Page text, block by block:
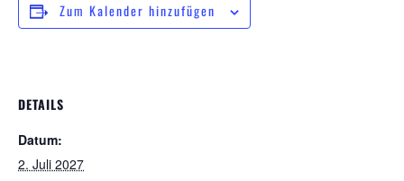
Zum Kalender hinzufügen
DETAILS
Datum:
2. Juli 2027